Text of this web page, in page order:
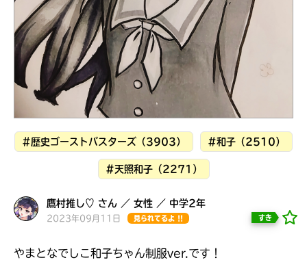
本を飛び出して
みんなとおしゃべり
#歴史ゴーストバスターズ（3903） #和子（2510）
#天照和子（2271）
鷹村推し♡ さん ／ 女性 ／ 中学2年
2023年09月11日 見られてるよ !! すき
やまとなでしこ和子ちゃん制服ver.です！